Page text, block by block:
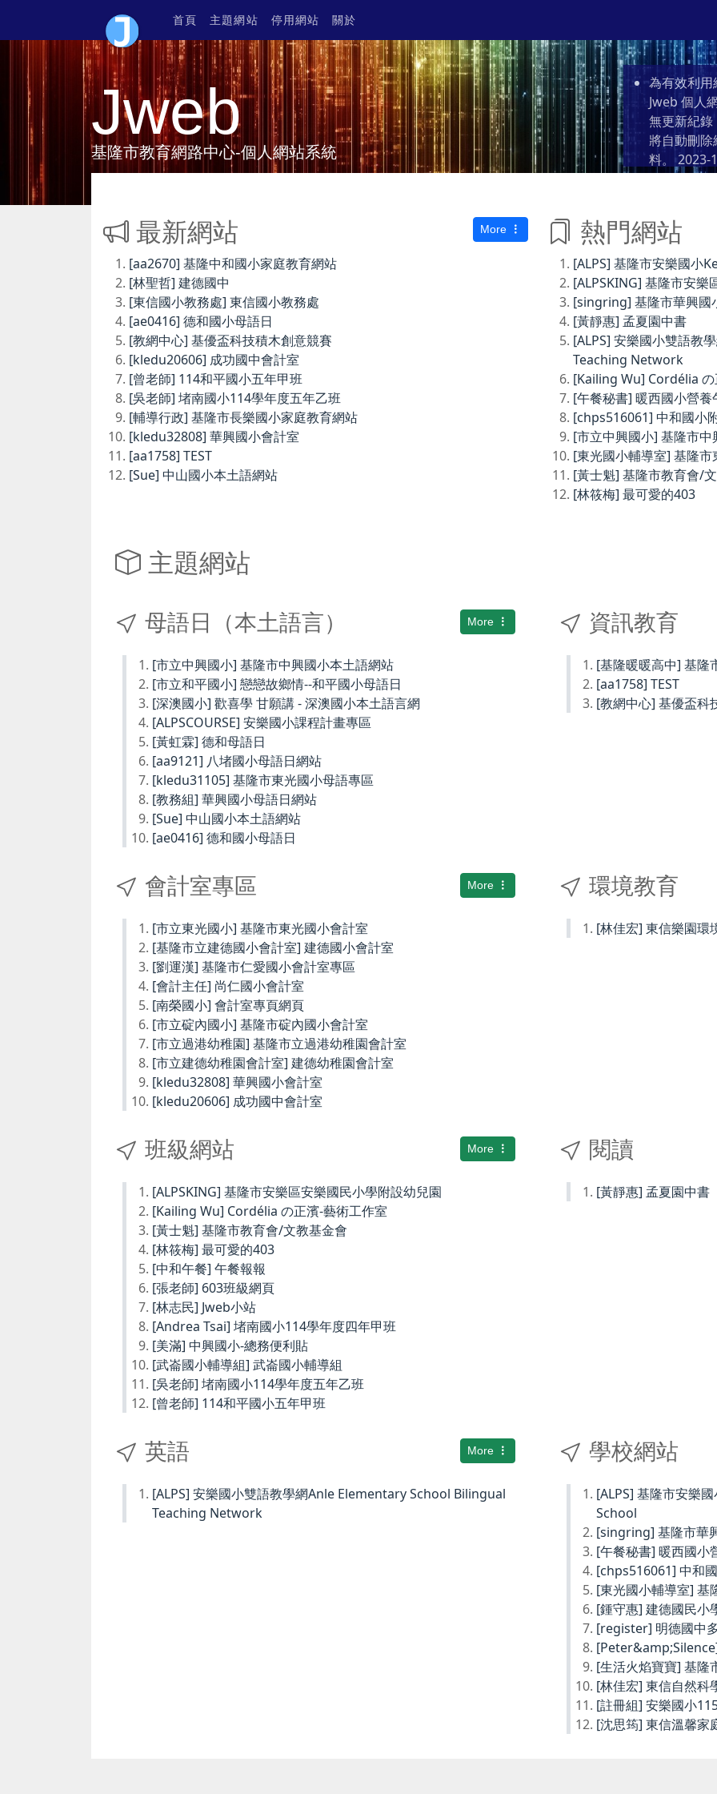
首頁 主題網站 停用網站 關於
Jweb
基隆市教育網路中心-個人網站系統
為有效利
Jweb 個人
無更新紀
將自動刪
料。 2023-
最新網站 More
[aa2670] 基隆中和國小家庭教育網站
[林聖哲] 建德國中
[東信國小教務處] 東信國小教務處
[ae0416] 德和國小母語日
[教網中心] 基優盃科技積木創意競賽
[kledu20606] 成功國中會計室
[曾老師] 114和平國小五年甲班
[吳老師] 堵南國小114學年度五年乙班
[輔導行政] 基隆市長樂國小家庭教育網站
[kledu32808] 華興國小會計室
[aa1758] TEST
[Sue] 中山國小本土語網站
熱門網站
[ALPS] 基隆市安樂國小
[ALPSKING] 基隆市安樂
[singring] 基隆市華興國
[黃靜惠] 孟夏園中書
[ALPS] 安樂國小雙語教
Teaching Network
[Kailing Wu] Cordélia
[午餐秘書] 暖西國小營養
[chps516061] 中和國小
[市立中興國小] 基隆市
[東光國小輔導室] 基隆
[黃士魁] 基隆市教育會/
[林筱梅] 最可愛的403
主題網站
More
母語日（本土語言）
[市立中興國小] 基隆市中興國小本土語網站
[市立和平國小] 戀戀故鄉情--和平國小母語日
[深澳國小] 歡喜學 甘願講 - 深澳國小本土語言網
[ALPSCOURSE] 安樂國小課程計畫專區
[黃虹霖] 德和母語日
[aa9121] 八堵國小母語日網站
[kledu31105] 基隆市東光國小母語專區
[教務組] 華興國小母語日網站
[Sue] 中山國小本土語網站
[ae0416] 德和國小母語日
資訊教育
[基隆暖暖高中] 基隆
[aa1758] TEST
[教網中心] 基優盃科
More
會計室專區
[市立東光國小] 基隆市東光國小會計室
[基隆市立建德國小會計室] 建德國小會計室
[劉運漢] 基隆市仁愛國小會計室專區
[會計主任] 尚仁國小會計室
[南榮國小] 會計室專頁網頁
[市立碇內國小] 基隆市碇內國小會計室
[市立過港幼稚園] 基隆市立過港幼稚園會計室
[市立建德幼稚園會計室] 建德幼稚園會計室
[kledu32808] 華興國小會計室
[kledu20606] 成功國中會計室
環境教育
[林佳宏] 東信樂園環
More
班級網站
[ALPSKING] 基隆市安樂區安樂國民小學附設幼兒園
[Kailing Wu] Cordélia の正濱-藝術工作室
[黃士魁] 基隆市教育會/文教基金會
[林筱梅] 最可愛的403
[中和午餐] 午餐報報
[張老師] 603班級網頁
[林志民] Jweb小站
[Andrea Tsai] 堵南國小114學年度四年甲班
[美滿] 中興國小-總務便利貼
[武崙國小輔導組] 武崙國小輔導組
[吳老師] 堵南國小114學年度五年乙班
[曾老師] 114和平國小五年甲班
閱讀
[黃靜惠] 孟夏園中書
More
英語
[ALPS] 安樂國小雙語教學網Anle Elementary School Bilingual
Teaching Network
學校網站
[ALPS] 基隆市安樂
School
[singring] 基隆市華
[午餐秘書] 暖西國小
[chps516061] 中和
[東光國小輔導室] 基
[鍾守惠] 建德國民小
[register] 明德國中
[生活火焰寶寶] 基隆
[林佳宏] 東信自然科
[註冊組] 安樂國小
[沈思筠] 東信溫馨家